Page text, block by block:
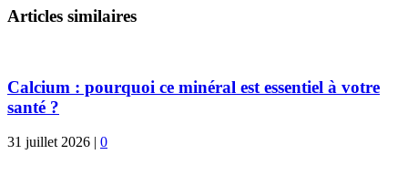
Articles similaires
Calcium : pourquoi ce minéral est essentiel à votre
santé ?
31 juillet 2026 0